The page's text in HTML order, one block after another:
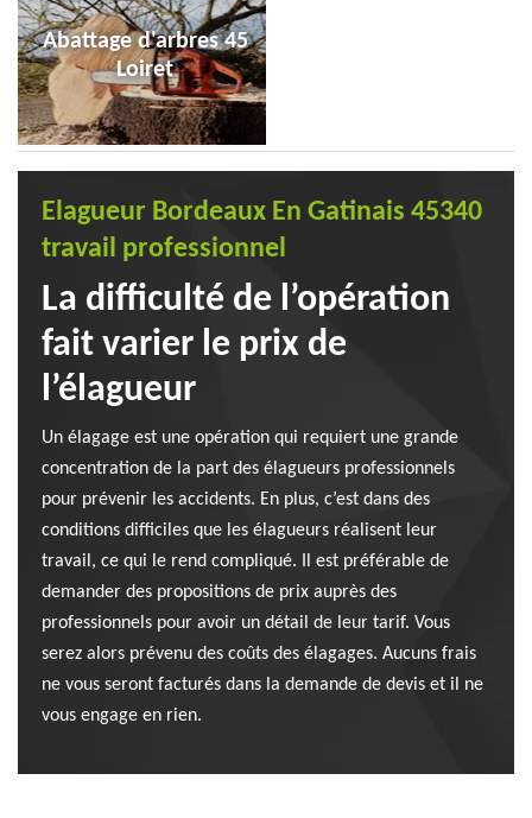
Abattage d'arbres 45
Loiret
Elagueur Bordeaux En Gatinais 45340
travail professionnel
La difficulté de l’opération
fait varier le prix de
l’élagueur
Un élagage est une opération qui requiert une grande
concentration de la part des élagueurs professionnels
pour prévenir les accidents. En plus, c’est dans des
conditions difficiles que les élagueurs réalisent leur
travail, ce qui le rend compliqué. Il est préférable de
demander des propositions de prix auprès des
professionnels pour avoir un détail de leur tarif. Vous
serez alors prévenu des coûts des élagages. Aucuns frais
ne vous seront facturés dans la demande de devis et il ne
vous engage en rien.